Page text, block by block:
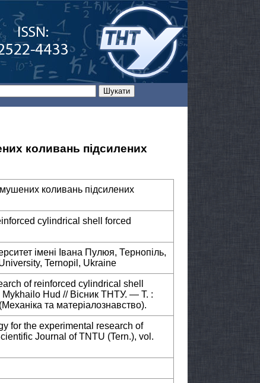
коливань підсилених
коливань підсилених
cylindrical shell forced
імені Івана Пулюя, Тернопіль,
Ternopil, Ukraine
of reinforced cylindrical shell
Hud // Вісник ТНТУ. — Т. :
та матеріалознавство).
for the experimental research of
Journal of TNTU (Tern.), vol.